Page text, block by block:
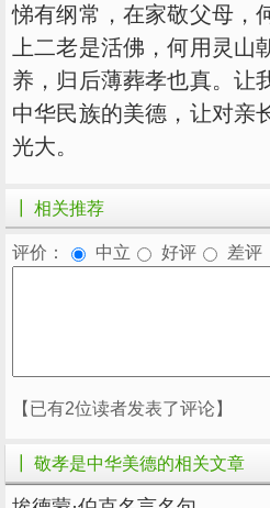
悌有纲常，在家敬父母，
上二老是活佛，何用灵
养，归后薄葬孝也真。让
中华民族的美德，让对亲
光大。
┃ 相关推荐
评价： 中立 好评 差评
【已有2位读者发表了评论】
┃ 敬孝是中华美德的相关文章